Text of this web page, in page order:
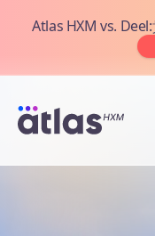
Atlas HXM vs.